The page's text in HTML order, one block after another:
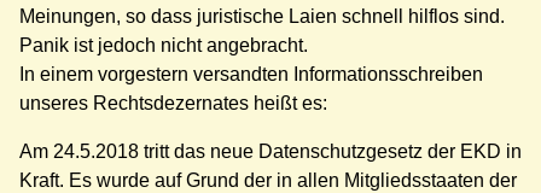
Meinungen, so dass juristische Laien schnell hilflos sind.
Panik ist jedoch nicht angebracht.
In einem vorgestern versandten Informationsschreiben
unseres Rechtsdezernates heißt es:
Am 24.5.2018 tritt das neue Datenschutzgesetz der EKD in
Kraft. Es wurde auf Grund der in allen Mitgliedsstaaten der